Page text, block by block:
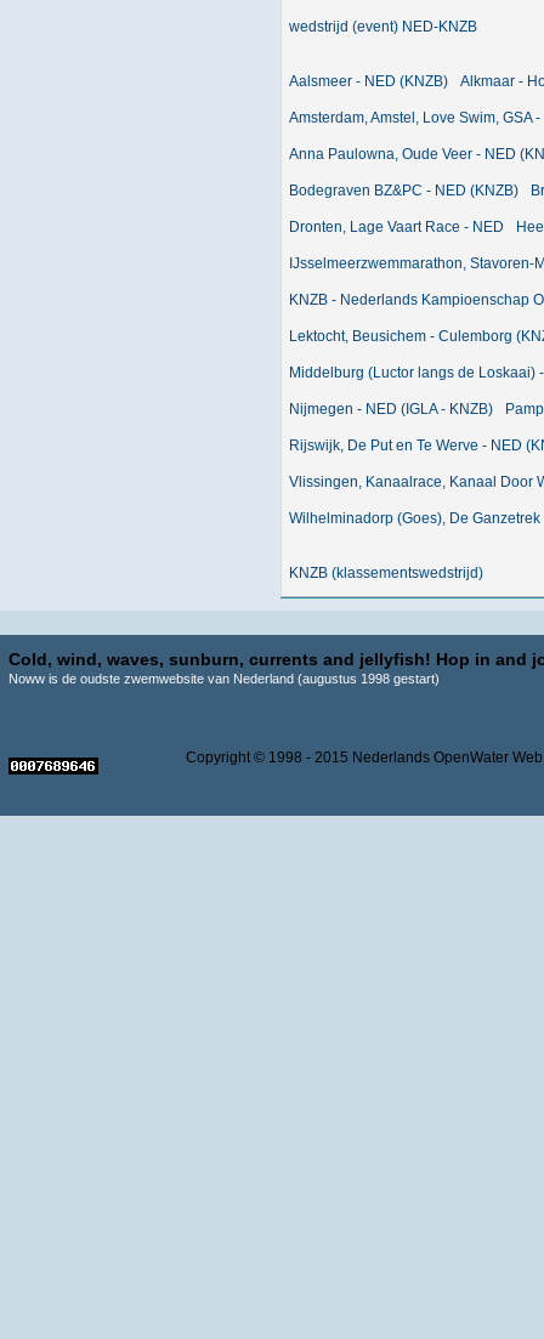
wedstrijd (event) NED-KNZB
Aalsmeer - NED (KNZB) Alkmaar -
Amsterdam, Amstel, Love Swim, GSA
Anna Paulowna, Oude Veer - NED
Bodegraven BZ&PC - NED (KNZB)
Dronten, Lage Vaart Race - NED
IJsselmeerzwemmarathon, Stavoren-
KNZB - Nederlands Kampioenschap
Lektocht, Beusichem - Culemborg
Middelburg (Luctor langs de Loskaai)
Nijmegen - NED (IGLA - KNZB)
Rijswijk, De Put en Te Werve - NED
Vlissingen, Kanaalrace, Kanaal Door
Wilhelminadorp (Goes), De Ganzetrek
KNZB (klassementswedstrijd)
Cold, wind, waves, sunburn, currents and jellyfish! Hop in and
Noww is de oudste zwemwebsite van Nederland (augustus 1998 gestart)
Copyright © 1998 - 2015 Nederlands OpenWater